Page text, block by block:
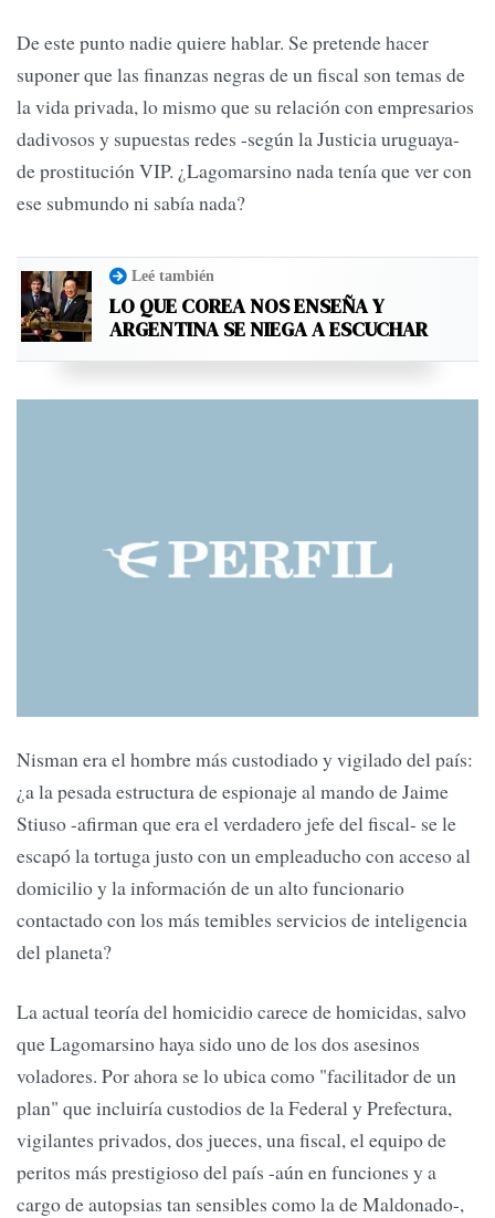
De este punto nadie quiere hablar. Se pretende hacer
suponer que las finanzas negras de un fiscal son temas de
la vida privada, lo mismo que su relación con empresarios
dadivosos y supuestas redes -según la Justicia uruguaya-
de prostitución VIP. ¿Lagomarsino nada tenía que ver con
ese submundo ni sabía nada?
Leé también
LO QUE COREA NOS ENSEÑA Y
ARGENTINA SE NIEGA A ESCUCHAR
Nisman era el hombre más custodiado y vigilado del país:
¿a la pesada estructura de espionaje al mando de Jaime
Stiuso -afirman que era el verdadero jefe del fiscal- se le
escapó la tortuga justo con un empleaducho con acceso al
domicilio y la información de un alto funcionario
contactado con los más temibles servicios de inteligencia
del planeta?
La actual teoría del homicidio carece de homicidas, salvo
que Lagomarsino haya sido uno de los dos asesinos
voladores. Por ahora se lo ubica como "facilitador de un
plan" que incluiría custodios de la Federal y Prefectura,
vigilantes privados, dos jueces, una fiscal, el equipo de
peritos más prestigioso del país -aún en funciones y a
cargo de autopsias tan sensibles como la de Maldonado-,